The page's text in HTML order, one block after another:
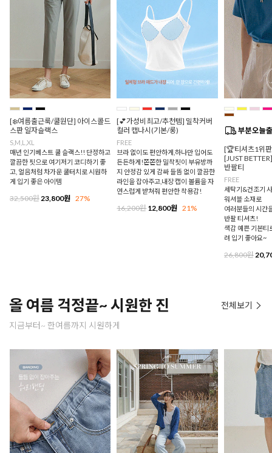
[❄️여름출근룩/쿨원단] 아이스콜드
스판 일자슬랙스
S,M,L,XL
매년 인기베스트 쿨 슬랙스!! 단정하고
깔끔한 핏으로 여기저기 코디하기 좋
고, 얼음처럼 차가운 쿨터치로 시원하
게 입기 좋은 아이템
32,500원 23,800원 27%
[💕가성비최고/추천템] 밀착커버
컬러 캡나시(기본/롱)
FREE
브라 없이도 편안하게,하나만 입어도
든든하게!쫀쫀한 밀착핏이 부유방까
지 안정감 있게 감싸 들뜸 없이 깔끔한
라인을 잡아주고,내장 캡이 볼륨을 자
연스럽게 받쳐줘 편안한 착용감!
16,200원12,800원 21%
[🏆티셔츠1위
[JUST
반팔티
FREE
세탁기&건조기
워셔블 소재로
여러분들의 시간
반팔 티셔츠!
색감 예쁜 기본티
려 입기 좋아요~
26,800원
올 여름 걱정끝~ 시원한 진
지금부터~ 한여름까지 시원하게
전체보기